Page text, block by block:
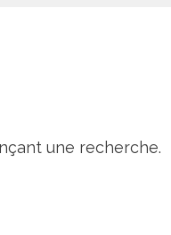
une recherche.